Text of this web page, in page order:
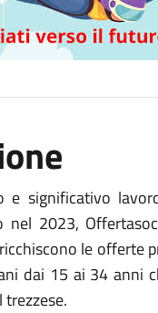
e significativo
nel 2023,
le offerte
dai 15 ai 34 anni